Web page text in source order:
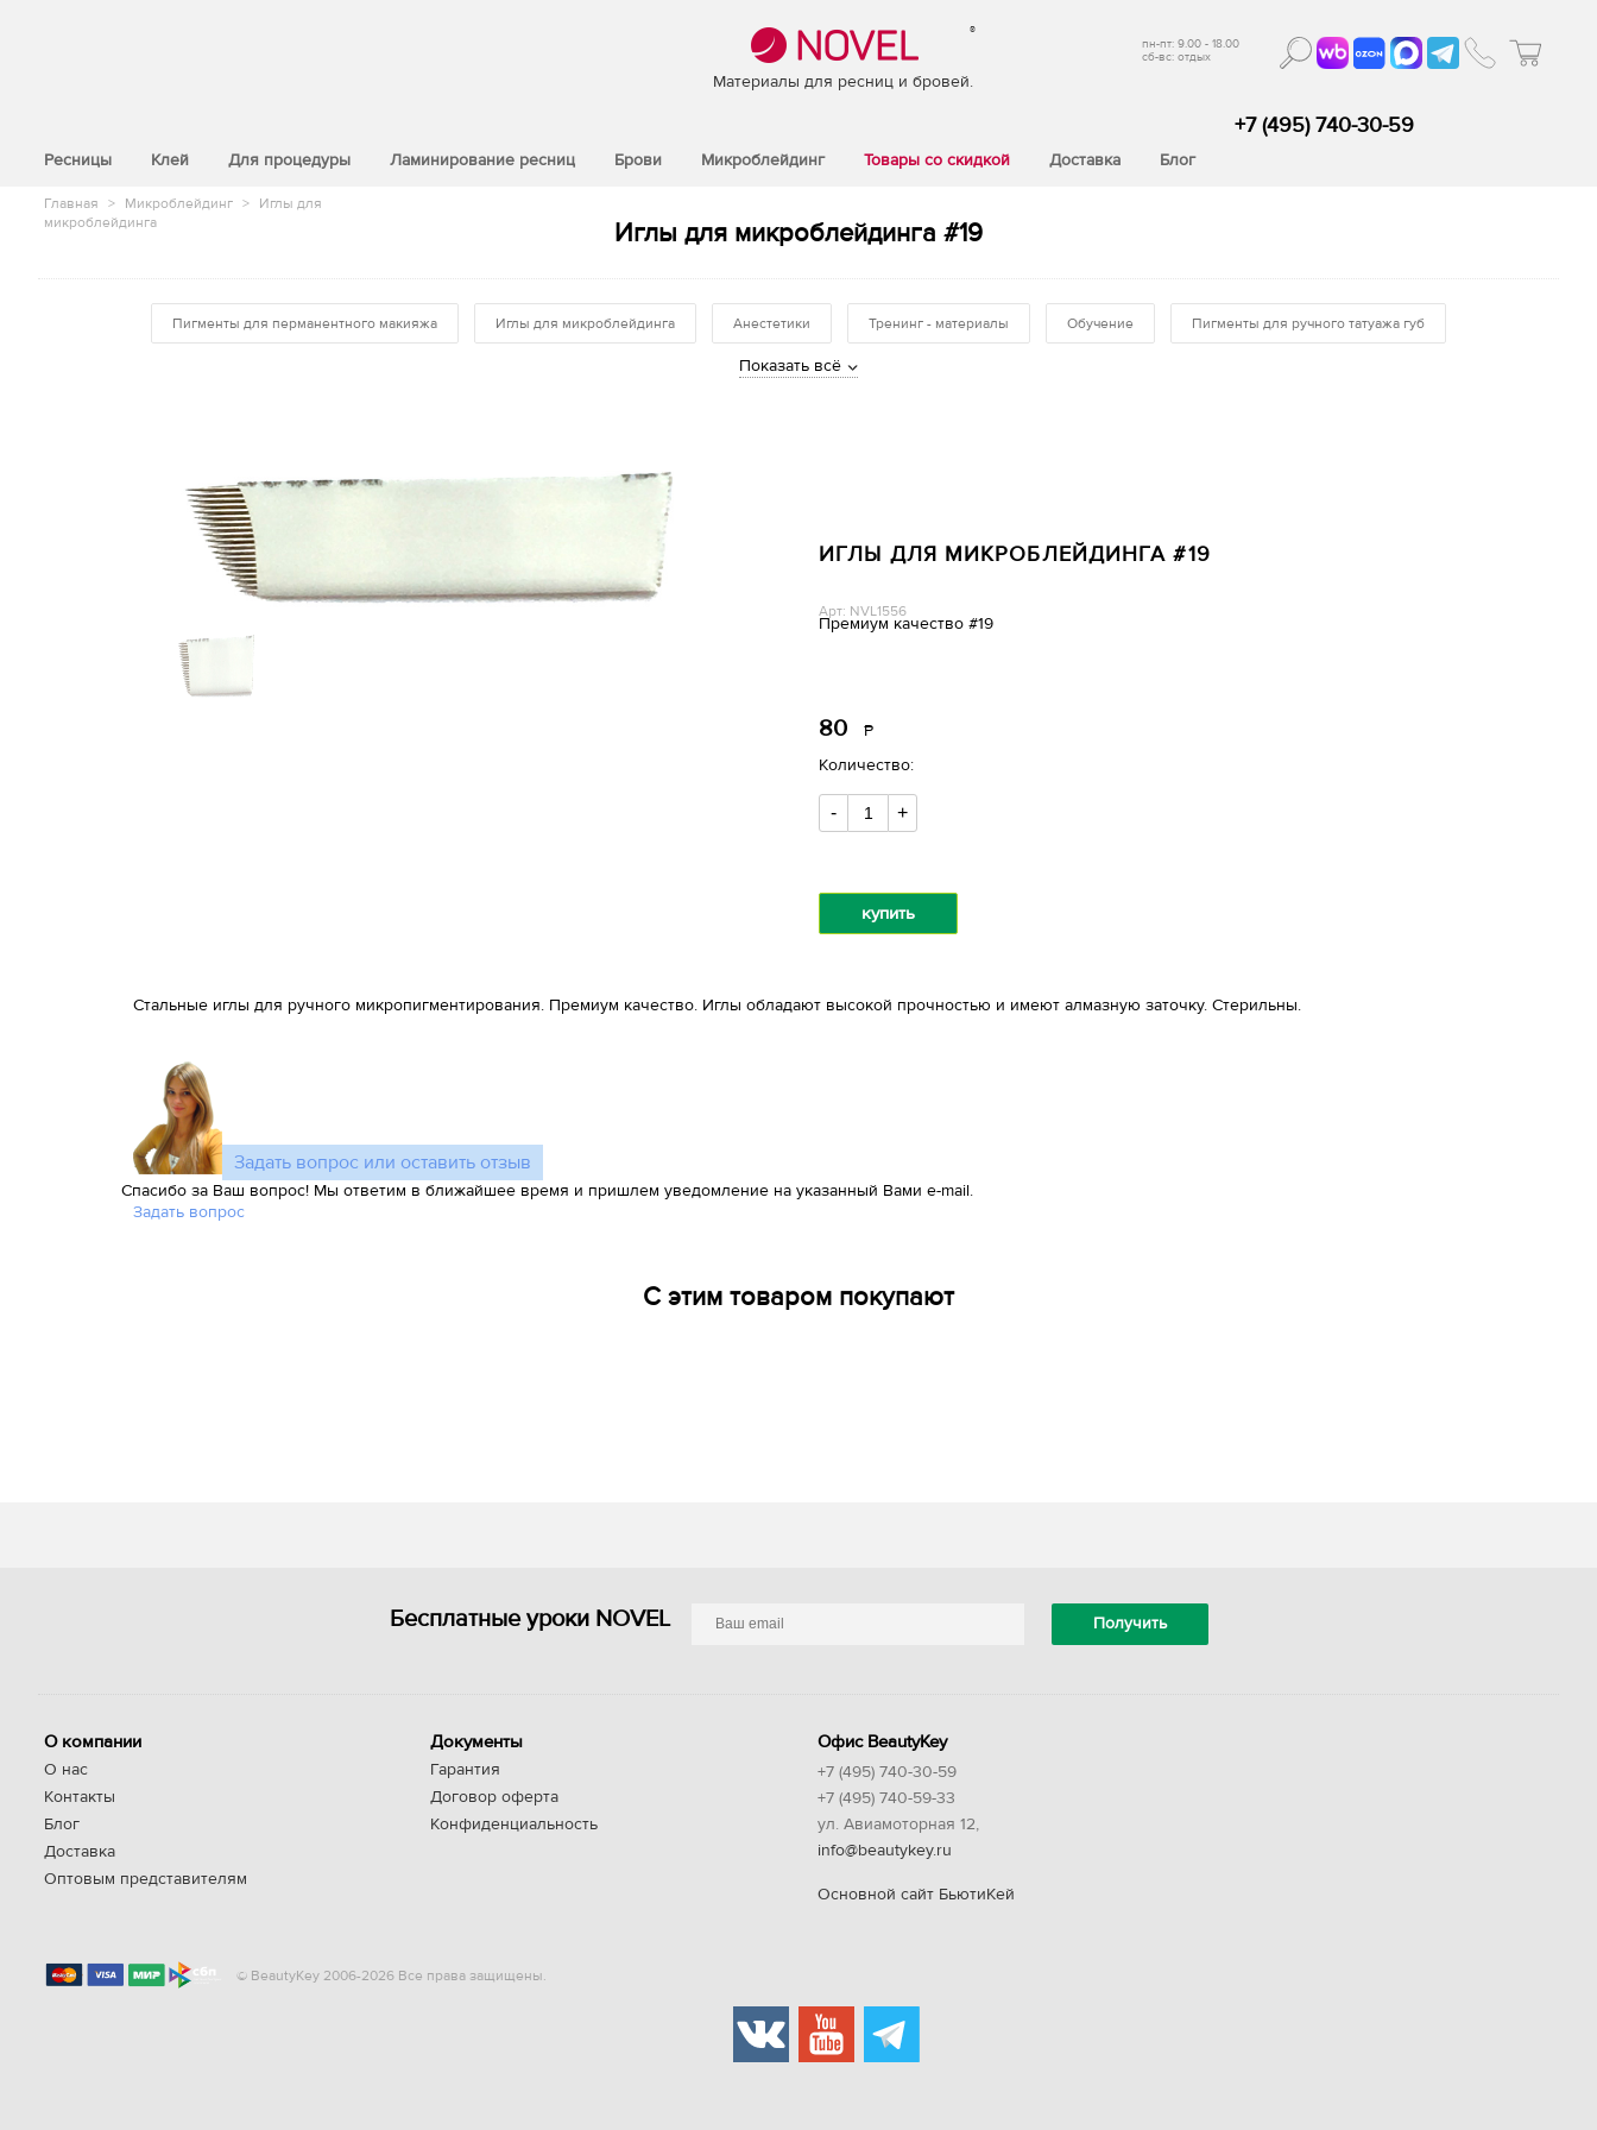
®
Материалы для ресниц и бровей.
пн-пт: 9.00 - 18.00
сб-вс: отдых
Ресницы Клей Для процедуры Ламинирование ресниц Брови Микроблейдинг Товары со скидкой Доставка Блог
+7 (495) 740-30-59
Главная > Микроблейдинг > Иглы для
микроблейдинга
Иглы для микроблейдинга #19
Пигменты для перманентного макияжа Иглы для микроблейдинга Анестетики Тренинг - материалы Обучение Пигменты для ручного татуажа губ
Ручки и манипулы для микроблейдинга
Показать всё
ИГЛЫ ДЛЯ МИКРОБЛЕЙДИНГА #19
Арт: NVL1556
Премиум качество #19
80 Р
Количество:
- +
купить
Стальные иглы для ручного микропигментирования. Премиум качество. Иглы обладают высокой прочностью и имеют алмазную заточку. Стерильны.
Задать вопрос или оставить отзыв
Спасибо за Ваш вопрос! Мы ответим в ближайшее время и пришлем уведомление на указанный Вами e-mail.
Задать вопрос
С этим товаром покупают
Бесплатные уроки NOVEL
О компании
О нас
Контакты
Блог
Доставка
Оптовым представителям
Документы
Гарантия
Договор оферта
Конфиденциальность
Офис BeautyKey
+7 (495) 740-30-59
+7 (495) 740-59-33
ул. Авиамоторная 12,
info@beautykey.ru
Основной сайт БьютиКей
© BeautyKey 2006-2026 Все права защищены.